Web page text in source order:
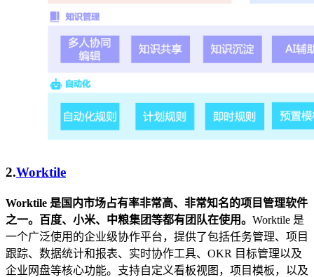
2.Worktile
Worktile 是国内市场占有率非常高、非常知名的项目管理软件
之一。百度、小米、中粮集团等都有团队在使用。 Worktile 是
一个广泛使用的企业级协作平台，提供了包括任务管理、项目
跟踪、数据统计和报表、实时协作工具、OKR 目标管理以及
企业网盘等核心功能。支持自定义看板视图，项目模板，以及